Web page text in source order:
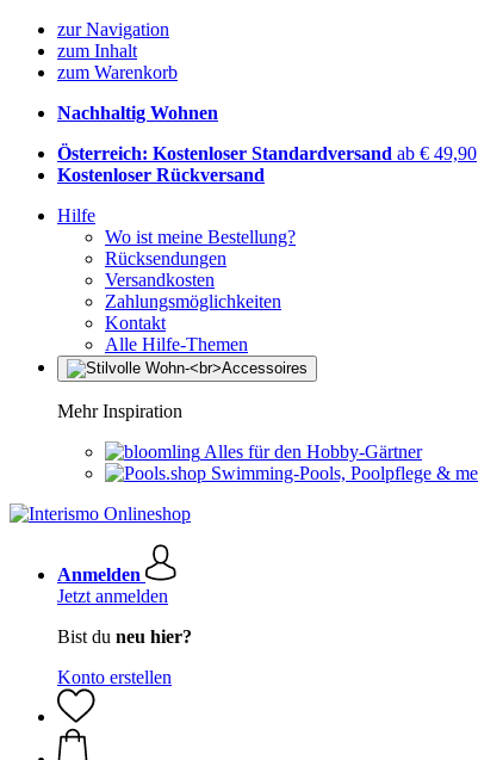
zur Navigation
zum Inhalt
zum Warenkorb
Nachhaltig Wohnen
Österreich: Kostenloser Standardversand ab € 49,90
Kostenloser Rückversand
Hilfe
Wo ist meine Bestellung?
Rücksendungen
Versandkosten
Zahlungsmöglichkeiten
Kontakt
Alle Hilfe-Themen
Mehr Inspiration
Alles für den Hobby-Gärtner
Swimming-Pools, Poolpflege &
Anmelden
Jetzt anmelden
Bist du neu hier?
Konto erstellen